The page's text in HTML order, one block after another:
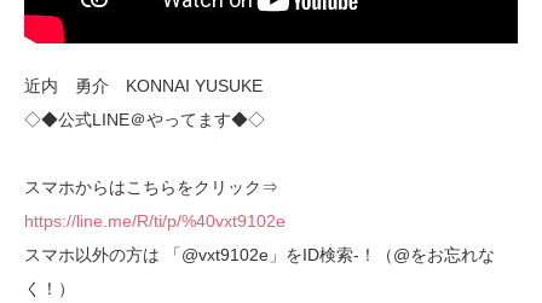
近内 勇介 KONNAI YUSUKE
◇◆公式LINE＠やってます◆◇
スマホからはこちらをクリック⇒
https://line.me/R/ti/p/%40vxt9102e
スマホ以外の方は 「@vxt9102e」をID検索-！（@をお忘れな
く！）